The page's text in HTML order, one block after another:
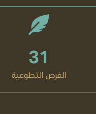
31
الفرص التطوعية